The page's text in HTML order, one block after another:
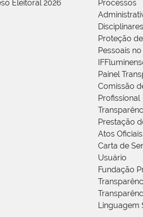
Eleitoral 2026
Processos
Disciplinares
Proteção
Pessoais no
Painel
Comissão
Profissional
Prestação
Atos Oficiais
Carta de
Usuário
Fundação
Linguagem